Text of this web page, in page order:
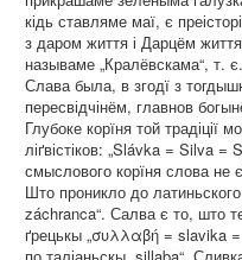
кідь ставляме маї, є
з даром життя і Дарцём
называме „Кралёвскама“, т.
Слава была, в згодї з
пересвідчінём, главнов
Глубоке корїня той традіції
ліґвістіков: „Slávka = Silva
смыслового корїня слова не
Што проникло до
záchranca“. Салва є то, што
ґрецькы „συλλαβή = slavika =